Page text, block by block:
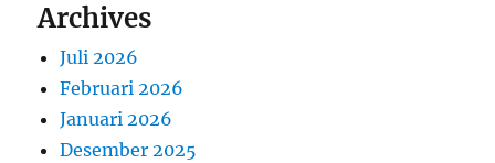
Archives
Juli 2026
Februari 2026
Januari 2026
Desember 2025